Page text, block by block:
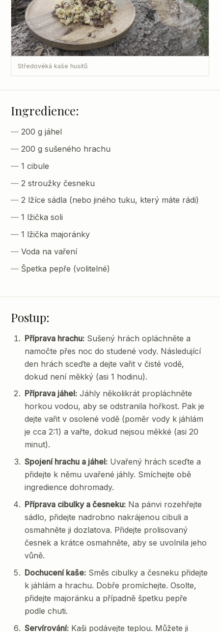
Středovéká kaše husitů
Ingredience:
200 g jáhel
200 g sušeného hrachu
1 cibule
2 stroužky česneku
2 lžíce sádla (nebo jiného tuku, který máte rádi)
1 lžička soli
1 lžička majoránky
Voda na vaření
Špetka pepře (volitelné)
Postup:
Příprava hrachu:Sušený hrách opláchněte a
namočte přes noc do studené vody. Následující
den hrách sceďte a dejte vařit v čisté vodě,
dokud není měkký (asi 1 hodinu).
Příprava jáhel:Jáhly několikrát propláchněte
horkou vodou, aby se odstranila hořkost. Pak je
dejte vařit v osolené vodě (poměr vody k jáhlám
je cca 2:1) a vařte, dokud nejsou měkké (asi 20
minut).
Spojení hrachu a jáhel:Uvařený hrách sceďte a
přidejte k němu uvařené jáhly. Smíchejte obě
ingredience dohromady.
Příprava cibulky a česneku:Na pánvi rozehřejte
sádlo, přidejte nadrobno nakrájenou cibuli a
osmahněte ji dozlatova. Přidejte prolisovaný
česnek a krátce osmahněte, aby se uvolnila jeho
vůně.
Dochucení kaše:Směs cibulky a česneku přidejte
k jáhlám a hrachu. Dobře promíchejte. Osolte,
přidejte majoránku a případně špetku pepře
podle chuti.
Servírování:Kaši podávejte teplou. Můžete ji